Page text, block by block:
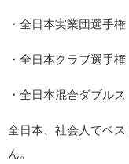
・全日本実業団選手
・全日本クラブ選手
・全日本混合ダブル
全日本、社会人でベ
ん。